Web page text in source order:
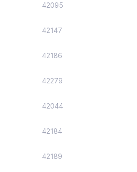
42095
42147
42186
42279
42044
42184
42189